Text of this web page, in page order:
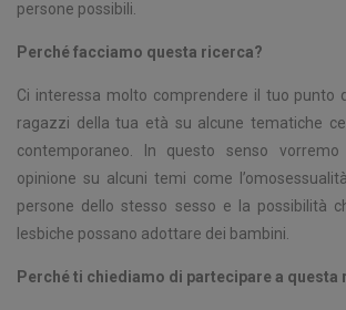
persone possibili.
Perché facciamo questa ricerca?
Ci interessa molto comprendere il tuo punto
ragazzi della tua età su alcune tematiche
contemporaneo. In questo senso
opinione su alcuni temi come
persone dello stesso sesso e la possibilità
lesbiche possano adottare dei bambini.
Perché ti chiediamo di partecipare a questa